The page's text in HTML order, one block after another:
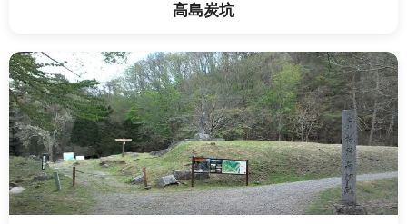
高島炭坑